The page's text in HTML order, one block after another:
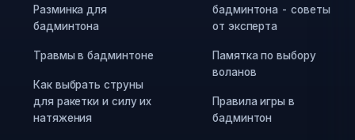
Разминка для
бадминтона
Травмы в бадминтоне
Как выбрать струны
для ракетки и силу их
натяжения
бадминтона - советы
от эксперта
Памятка по выбору
воланов
Правила игры в
бадминтон